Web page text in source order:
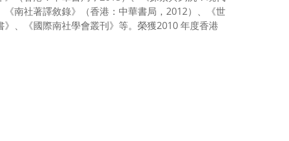
南社著譯敘錄》（香港：中華書局，2012）、《世
、《國際南社學會叢刊》等。榮獲2010 年度香港